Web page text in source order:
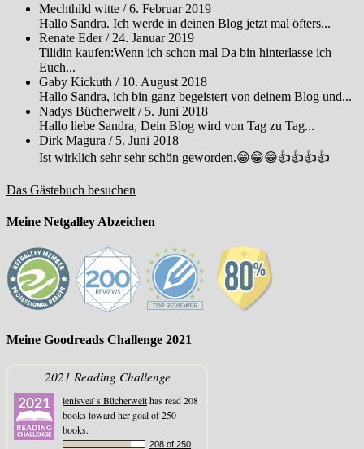
Mechthild witte /6. Februar 2019
Hallo Sandra. Ich werde in deinen Blog jetzt mal öfters...
Renate Eder/ 24. Januar 2019
Tilidin kaufen:Wenn ich schon mal Da bin hinterlasse ich
Euch...
Gaby Kickuth / 10. August 2018
Hallo Sandra, ich bin ganz begeistert von deinem Blog und...
Nadys Bücherwelt / 5. Juni 2018
Hallo liebe Sandra, Dein Blog wird von Tag zu Tag...
Dirk Magura / 5. Juni 2018
Ist wirklich sehr sehr schön geworden.😁😁😁👍👍👍👍
Das Gästebuch besuchen
Meine Netgalley Abzeichen
Meine Goodreads Challenge 2021
2021 Reading Challenge
lenisvea`s Bücherwelthas read 208
books toward her goal of 250
books.
208 of 250